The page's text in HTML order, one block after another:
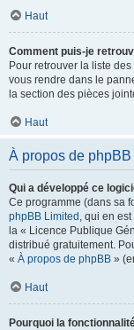
Haut
Comment puis-je
Pour retrouver la liste
vous rendre dans le
la section des pièces
Haut
À propos de phpBB
Qui a développé ce
Ce programme (dans sa
phpBB Limited , qui en
la « Licence Publique
distribué gratuitement.
« À propos de phpBB »
Haut
Pourquoi la